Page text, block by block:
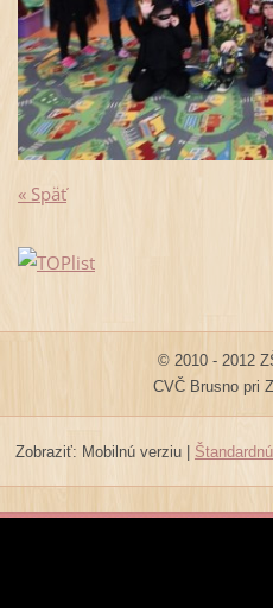
« Späť
© 2010 - 2012
CVČ Brusno pri
Zobraziť: Mobilnú verziu|